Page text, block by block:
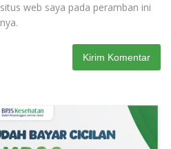
web saya pada peramban ini